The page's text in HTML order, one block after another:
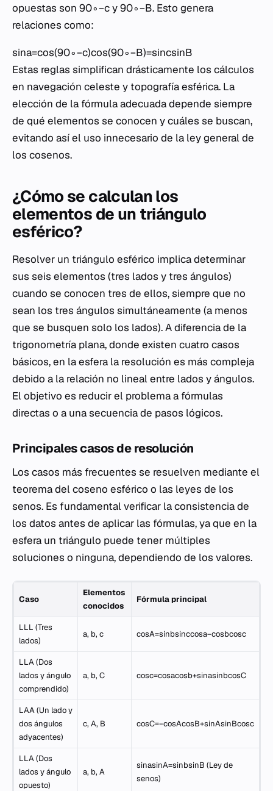
opuestas son 90∘−c y 90∘−B. Esto genera
relaciones como:
sina=cos(90∘−c)cos(90∘−B)=sincsinB
Estas reglas simplifican drásticamente los cálculos
en navegación celeste y topografía esférica. La
elección de la fórmula adecuada depende siempre
de qué elementos se conocen y cuáles se buscan,
evitando así el uso innecesario de la ley general de
los cosenos.
¿Cómo se calculan los
elementos de un triángulo
esférico?
Resolver un triángulo esférico implica determinar
sus seis elementos (tres lados y tres ángulos)
cuando se conocen tres de ellos, siempre que no
sean los tres ángulos simultáneamente (a menos
que se busquen solo los lados). A diferencia de la
trigonometría plana, donde existen cuatro casos
básicos, en la esfera la resolución es más compleja
debido a la relación no lineal entre lados y ángulos.
El objetivo es reducir el problema a fórmulas
directas o a una secuencia de pasos lógicos.
Principales casos de resolución
Los casos más frecuentes se resuelven mediante el
teorema del coseno esférico o las leyes de los
senos. Es fundamental verificar la consistencia de
los datos antes de aplicar las fórmulas, ya que en la
esfera un triángulo puede tener múltiples
soluciones o ninguna, dependiendo de los valores.
Caso
Elementos
conocidos
Fórmula principal
LLL (Tres
lados)
a, b, c cosA=sinbsinccosa−cosbcosc​
LLA (Dos
lados y ángulo
comprendido)
a, b, C cosc=cosacosb+sinasinbcosC
LAA (Un lado y
dos ángulos
adyacentes)
c, A, B cosC=−cosAcosB+sinAsinBcosc
LLA (Dos
lados y ángulo
opuesto)
a, b, A
sinasinA​=sinbsinB​ (Ley de
senos)